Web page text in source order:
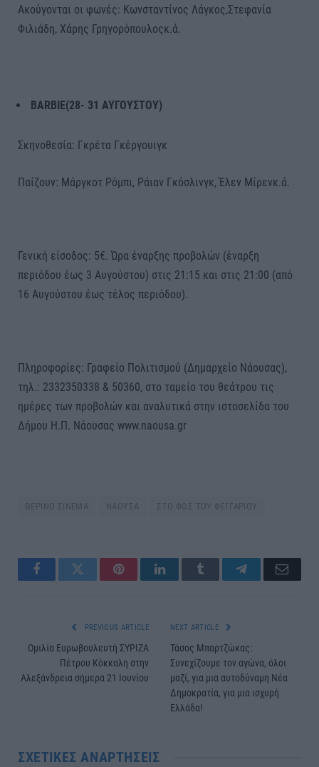
Ακούγονται οι φωνές: Κωνσταντίνος Λάγκος,Στεφανία
Φιλιάδη, Χάρης Γρηγορόπουλοςκ.ά.
BARBIE(28- 31 ΑΥΓΟΥΣΤΟΥ)
Σκηνοθεσία: Γκρέτα Γκέργουιγκ
Παίζουν: Μάργκοτ Ρόμπι, Ράιαν Γκόσλινγκ, Έλεν Μίρενκ.ά.
Γενική είσοδος: 5€. Ώρα έναρξης προβολών (έναρξη
περιόδου έως 3 Αυγούστου) στις 21:15 και στις 21:00 (από
16 Αυγούστου έως τέλος περιόδου).
Πληροφορίες: Γραφείο Πολιτισμού (Δημαρχείο Νάουσας),
τηλ.: 2332350338 & 50360, στο ταμείο του θεάτρου τις
ημέρες των προβολών και αναλυτικά στην ιστοσελίδα του
Δήμου Η.Π. Νάουσας www.naousa.gr
ΘΕΡΙΝΟ ΣΙΝΕΜΑ ΝΑΟΥΣΑ ΣΤΟ ΦΩΣ ΤΟΥ ΦΕΓΓΑΡΙΟΥ
FacebookTwitter PinterestLinkedInTumblr TelegramEmail
PREVIOUS ARTICLE
Ομιλία Ευρωβουλευτή ΣΥΡΙΖΑ
Πέτρου Κόκκαλη στην
Αλεξάνδρεια σήμερα 21 Ιουνίου
NEXT ARTICLE
Τάσος Μπαρτζώκας:
Συνεχίζουμε τον αγώνα, όλοι
μαζί, για μια αυτοδύναμη Νέα
Δημοκρατία, για μια ισχυρή
Ελλάδα!
ΣΧΕΤΙΚΈΣ ΑΝΑΡΤΉΣΕΙΣ